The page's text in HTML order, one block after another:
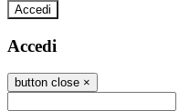
Accedi
Accedi
button close ×